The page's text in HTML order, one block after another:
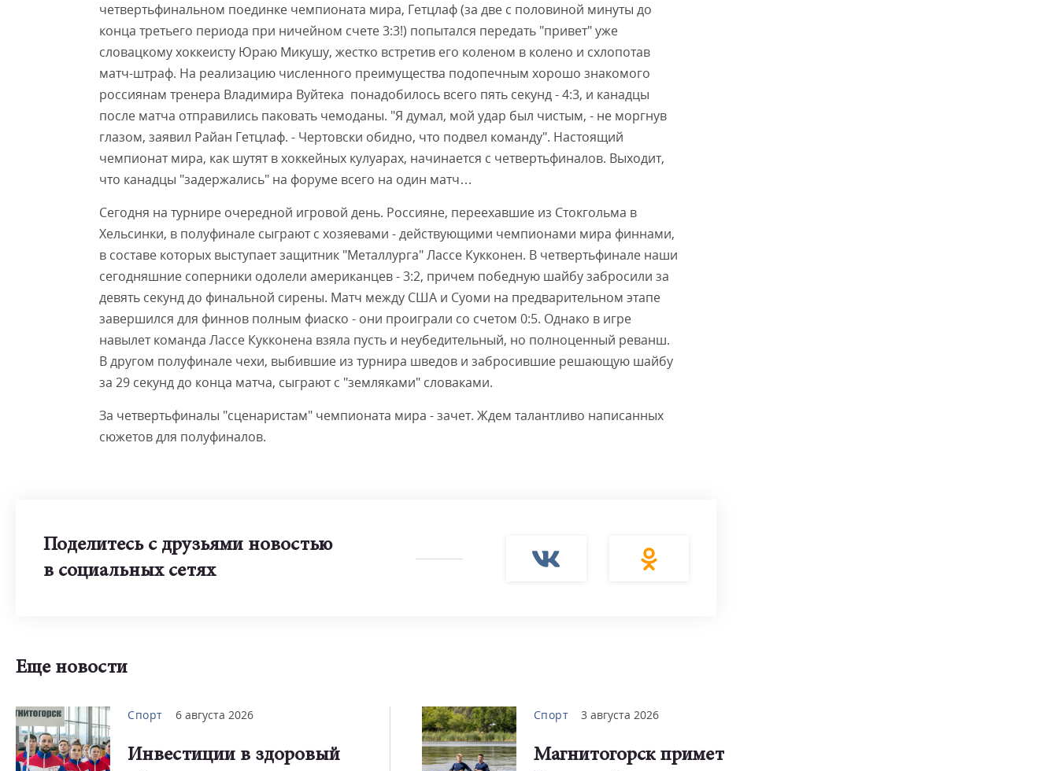
четвертьфинальном поединке чемпионата мира, Гетцлаф (за две с половиной минуты до
конца третьего периода при ничейном счете 3:3!) попытался передать "привет" уже
словацкому хоккеисту Юраю Микушу, жестко встретив его коленом в колено и схлопотав
матч-штраф. На реализацию численного преимущества подопечным хорошо знакомого
россиянам тренера Владимира Вуйтека понадобилось всего пять секунд - 4:3, и канадцы
после матча отправились паковать чемоданы. "Я думал, мой удар был чистым, - не моргнув
глазом, заявил Райан Гетцлаф. - Чертовски обидно, что подвел команду". Настоящий
чемпионат мира, как шутят в хоккейных кулуарах, начинается с четвертьфиналов. Выходит,
что канадцы "задержались" на форуме всего на один матч…
Сегодня на турнире очередной игровой день. Россияне, переехавшие из Стокгольма в
Хельсинки, в полуфинале сыграют с хозяевами - действующими чемпионами мира финнами,
в составе которых выступает защитник "Металлурга" Лассе Кукконен. В четвертьфинале наши
сегодняшние соперники одолели американцев - 3:2, причем победную шайбу забросили за
девять секунд до финальной сирены. Матч между США и Суоми на предварительном этапе
завершился для финнов полным фиаско - они проиграли со счетом 0:5. Однако в игре
навылет команда Лассе Кукконена взяла пусть и неубедительный, но полноценный реванш.
В другом полуфинале чехи, выбившие из турнира шведов и забросившие решающую шайбу
за 29 секунд до конца матча, сыграют с "земляками" словаками.
За четвертьфиналы "сценаристам" чемпионата мира - зачет. Ждем талантливо написанных
сюжетов для полуфиналов.
Поделитесь с друзьями новостью
в социальных сетях
Еще новости
Спорт 6 августа 2026
Инвестиции в здоровый
Спорт 3 августа 2026
Магнитогорск примет